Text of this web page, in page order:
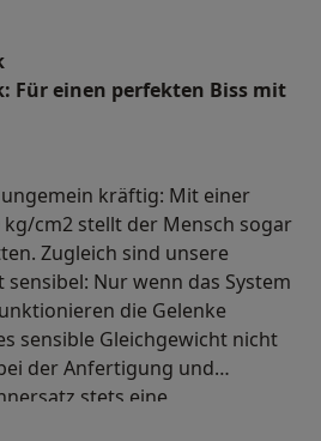
Für einen perfekten Biss mit
kräftig: Mit einer
cm2 stellt der Mensch sogar
Zugleich sind unsere
Nur wenn das System
die Gelenke
sensible Gleichgewicht nicht
der Anfertigung und
stets eine